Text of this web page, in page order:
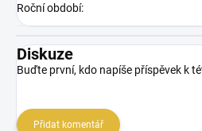
Roční období:
Diskuze
Buďte první, kdo napíše příspěvek k
Přidat komentář